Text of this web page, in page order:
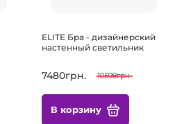
ELITE Бра - дизайнерский
настенный светильник
7480грн. 10598грн.
В корзину